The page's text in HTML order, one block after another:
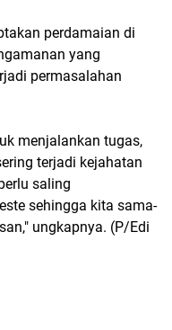
perdamaian di
yang
permasalahan
menjalankan tugas,
terjadi kejahatan
saling
sehingga kita sama-
ungkapnya. (P/Edi